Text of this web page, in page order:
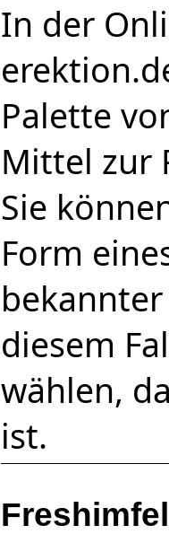
In der
Palette
Mittel zur
Sie
Form
diesem
wählen,
ist.